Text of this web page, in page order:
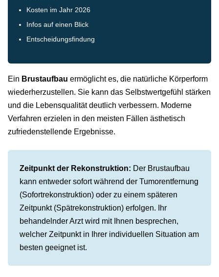
Kosten im Jahr 2026
Infos auf einen Blick
Entscheidungsfindung
Ein Brustaufbau ermöglicht es, die natürliche Körperform
wiederherzustellen. Sie kann das Selbstwertgefühl stärken
und die Lebensqualität deutlich verbessern. Moderne
Verfahren erzielen in den meisten Fällen ästhetisch
zufriedenstellende Ergebnisse.
Zeitpunkt der Rekonstruktion: Der Brustaufbau
kann entweder sofort während der Tumorentfernung
(Sofortrekonstruktion) oder zu einem späteren
Zeitpunkt (Spätrekonstruktion) erfolgen. Ihr
behandelnder Arzt wird mit Ihnen besprechen,
welcher Zeitpunkt in Ihrer individuellen Situation am
besten geeignet ist.